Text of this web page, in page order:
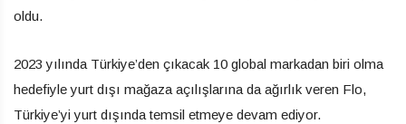
oldu.
2023 yılında Türkiye’den çıkacak 10 global markadan biri olma
hedefiyle yurt dışı mağaza açılışlarına da ağırlık veren Flo,
Türkiye’yi yurt dışında temsil etmeye devam ediyor.